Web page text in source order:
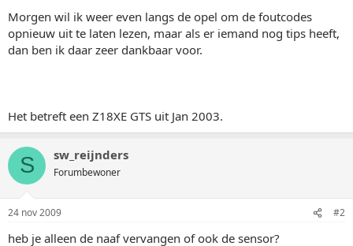
Morgen wil ik weer even langs de opel om de foutcodes
opnieuw uit te laten lezen, maar als er iemand nog tips heeft,
dan ben ik daar zeer dankbaar voor.
Het betreft een Z18XE GTS uit Jan 2003.
S sw_reijnders
Forumbewoner
24 nov 2009 #2
heb je alleen de naaf vervangen of ook de sensor?